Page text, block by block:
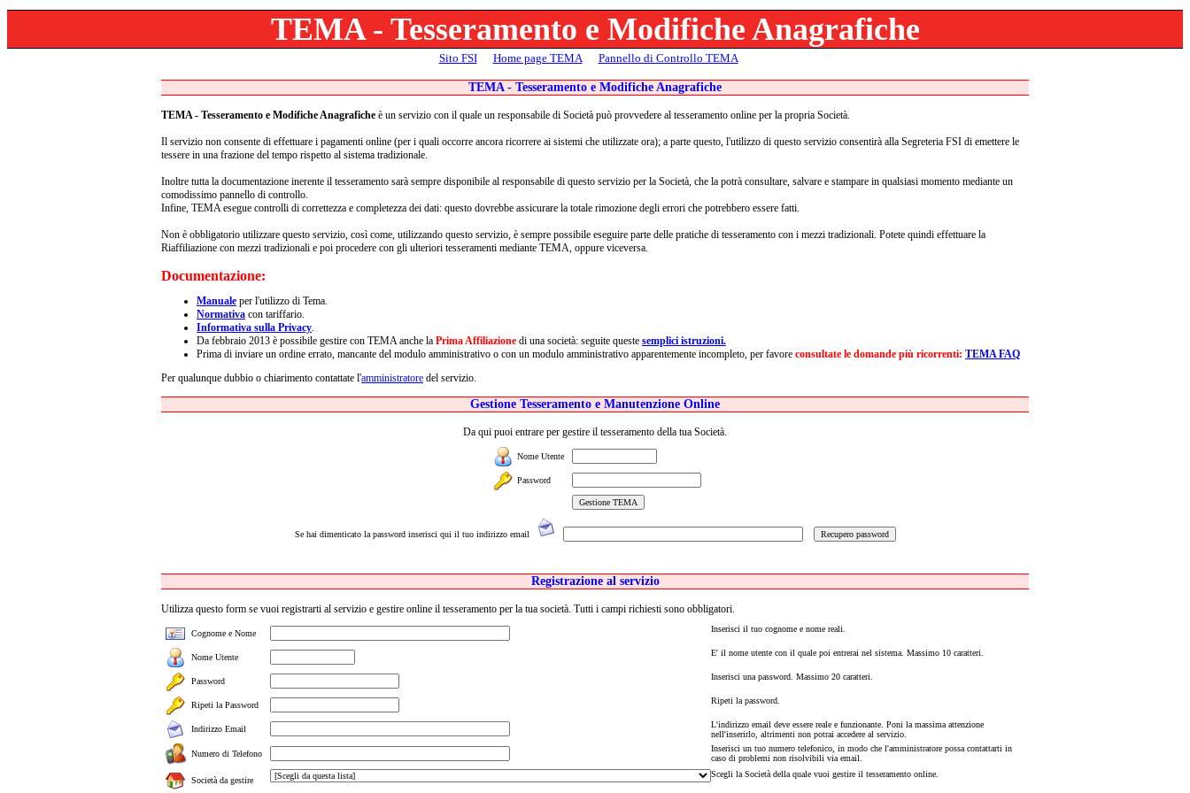
TEMA - Tesseramento e Modifiche Anagrafiche
Sito FSI Home page TEMA Pannello di Controllo TEMA
TEMA - Tesseramento e Modifiche Anagrafiche
TEMA - Tesseramento e Modifiche Anagrafiche è un servizio con il quale un responsabile di Società può provvedere al tesseramento online per la propria Società.
Il servizio non consente di effettuare i pagamenti online (per i quali occorre ancora ricorrere ai sistemi che utilizzate ora); a parte questo, l'utilizzo di questo servizio consentirà alla Segreteria FSI di emettere le
tessere in una frazione del tempo rispetto al sistema tradizionale.
Inoltre tutta la documentazione inerente il tesseramento sarà sempre disponibile al responsabile di questo servizio per la Società, che la potrà consultare, salvare e stampare in qualsiasi momento mediante un
comodissimo pannello di controllo.
Infine, TEMA esegue controlli di correttezza e completezza dei dati: questo dovrebbe assicurare la totale rimozione degli errori che potrebbero essere fatti.
Non è obbligatorio utilizzare questo servizio, così come, utilizzando questo servizio, è sempre possibile eseguire parte delle pratiche di tesseramento con i mezzi tradizionali. Potete quindi effettuare la
Riaffiliazione con mezzi tradizionali e poi procedere con gli ulteriori tesseramenti mediante TEMA, oppure viceversa.
Documentazione:
Manuale per l'utilizzo di Tema.
Normativa con tariffario.
Informativa sulla Privacy.
Da febbraio 2013 è possibile gestire con TEMA anche la Prima Affiliazione di una società: seguite queste semplici istruzioni.
Prima di inviare un ordine errato, mancante del modulo amministrativo o con un modulo amministrativo apparentemente incompleto, per favore consultate le domande più ricorrenti: TEMA FAQ
Per qualunque dubbio o chiarimento contattate l'amministratore del servizio.
Gestione Tesseramento e Manutenzione Online
Da qui puoi entrare per gestire il tesseramento della tua Società.
Nome Utente
Password
Se hai dimenticato la password inserisci qui il tuo indirizzo email
Registrazione al servizio
Utilizza questo form se vuoi registrarti al servizio e gestire online il tesseramento per la tua società. Tutti i campi richiesti sono obbligatori.
Cognome e Nome Inserisci il tuo cognome e nome reali.
Nome Utente E' il nome utente con il quale poi entrerai nel sistema. Massimo 10 caratteri.
Password Inserisci una password. Massimo 20 caratteri.
Ripeti la Password Ripeti la password.
Indirizzo Email
L'indirizzo email deve essere reale e funzionante. Poni la massima attenzione
nell'inserirlo, altrimenti non potrai accedere al servizio.
Numero di Telefono
Inserisci un tuo numero telefonico, in modo che l'amministratore possa contattarti in
caso di problemi non risolvibili via email.
Società da gestire
Scegli la Società della quale vuoi gestire il tesseramento online.